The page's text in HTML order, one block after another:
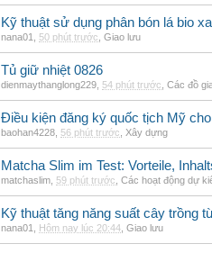
Kỹ thuật sử dụng phân bón lá bio
nana01 50 phút trước Giao lưu
Tủ giữ nhiệt 0826
dienmaythanglong229 54 phút trước Các đồ
Điều kiện đăng ký quốc tịch Mỹ
baohan4228 56 phút trước Xây dựng
Matcha Slim im Test: Vorteile,
matchaslim 59 phút trước Các hoạt động dự
Kỹ thuật tăng năng suất cây trồng
nana01 Hôm nay lúc 20:44 Giao lưu